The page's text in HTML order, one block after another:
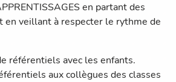
en partant des
en veillant à respecter le rythme de
référentiels avec les enfants.
aux collègues des classes